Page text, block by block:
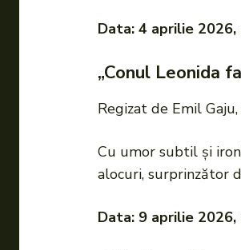
Data: 4 aprilie 2026,
„Conul Leonida
Regizat de Emil
Cu umor subtil și
alocuri, surprinzător
Data: 9 aprilie 2026,